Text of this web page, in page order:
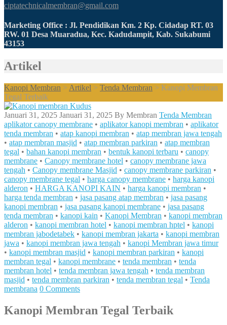
ciptatechnicalmembran@gmail.com
Marketing Office : Jl. Pendidikan Km. 2 Kp. Cidadap RT. 03
RW. 01 Desa Muaradua, Kec. Kadudampit, Kab. Sukabumi
43153
Artikel
Kanopi Membran > Artikel > Tenda Membran > Kanopi Membran
Tegal Terbaik
Januari 31, 2025 Januari 31, 2025 By Membran Tenda Membran
aplikator canopy membrane • aplikator kanopi membran • aplikator
tenda membran • atap kanopi membran • atap membran jawa tengah
• atap membran masjid • atap membran parkiran • atap membran
tegal • bahan kanopi membran • bentuk kanopi terbaru • canopy
membrane • Canopy membrane hotel • canopy membrane jawa
tengah • Canopy membrane Masjid • canopy membrane parkiran •
canopy membrane tegal • harga canopy membrane • harga kanopi
alderon • HARGA KANOPI KAIN • harga kanopi membran •
harga tenda membran • jasa pasang atap membran • jasa pasang
kanopi membran • jasa pasang kanopi membrane • jasa pasang
tenda membran • kanopi kain • Kanopi Membran • kanopi membran
alderon • kanopi membran hotel • kanopi membran hptel • kanopi
membran jabodetabek • kanopi membran jakarta • kanopi membran
jawa • kanopi membran jawa tengah • kanopi Membran jawa timur
• kanopi membran masjid • kanopi membran parkiran • kanopi
membran tegal • kanopi membrane • tenda membran • tenda
membran hotel • tenda membran jawa tengah • tenda membran
masjid • tenda membran parkiran • tenda membran tegal • Tenda
membrana 0 Comments
Kanopi Membran Tegal Terbaik